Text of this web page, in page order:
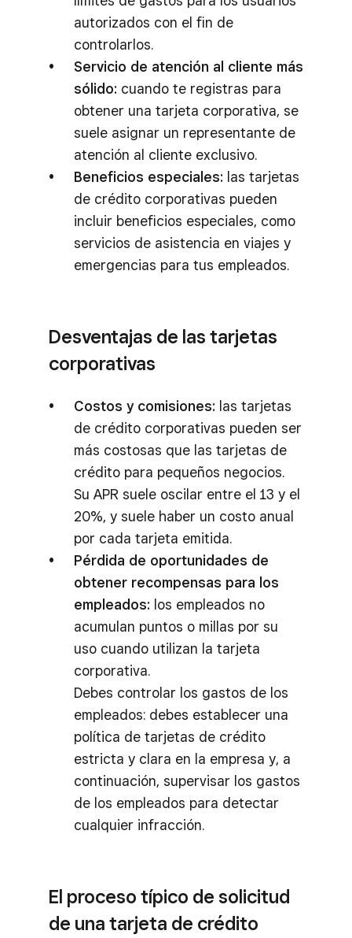
autorizados con el fin de
controlarlos.
Servicio de atención al cliente más
sólido: cuando te registras para
obtener una tarjeta corporativa, se
suele asignar un representante de
atención al cliente exclusivo.
Beneficios especiales: las tarjetas
de crédito corporativas pueden
incluir beneficios especiales, como
servicios de asistencia en viajes y
emergencias para tus empleados.
Desventajas de las tarjetas
corporativas
Costos y comisiones: las tarjetas
de crédito corporativas pueden ser
más costosas que las tarjetas de
crédito para pequeños negocios.
Su APR suele oscilar entre el 13 y el
20%, y suele haber un costo anual
por cada tarjeta emitida.
Pérdida de oportunidades de
obtener recompensas para los
empleados: los empleados no
acumulan puntos o millas por su
uso cuando utilizan la tarjeta
corporativa.
Debes controlar los gastos de los
empleados: debes establecer una
política de tarjetas de crédito
estricta y clara en la empresa y, a
continuación, supervisar los gastos
de los empleados para detectar
cualquier infracción.
El proceso típico de solicitud
de una tarjeta de crédito